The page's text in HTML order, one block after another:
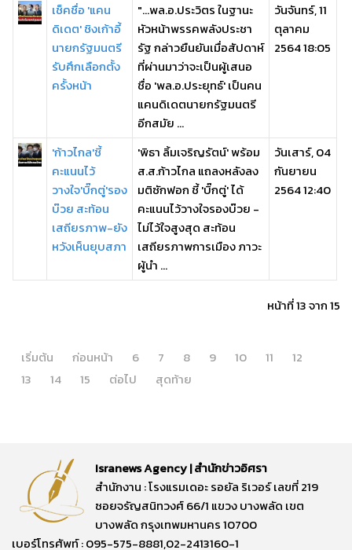
เช็คชื่อ 'แคน
ดิเดต' ชิงเก้าอี้
นายกรัฐมนตรี
รับศึกเลือกตั้ง
ครั้งหน้า
"...พล.อ.ประวิตร ในฐานะ
หัวหน้าพรรคพลังประชา
รัฐ กล่าวยืนยันเมื่อสัปดาห์
ที่ผ่านมาว่าจะเป็นผู้เสนอ
ชื่อ 'พล.อ.ประยุทธ์' เป็นคน
แคนดิเดตนายกรัฐมนตรี
อีกสมัย ...
วันจันทร์, 11
ตุลาคม
2564 18:05
'ก้าวไกล'ชี้
คะแนนไว้
วางใจ'บิ๊กตู่'รอง
บ๊วย สะท้อน
เสถียรภาพ-ยัง
หวังเห็นยุบสภา
'พิธา ลิ้มเจริญรัตน์' พร้อม
ส.ส.ก้าวไกล แถลงหลังลง
มติซักฟอก ชี้ 'บิ๊กตู่' ได้
คะแนนไว้วางใจรองบ๊วย -
ไม่ไว้ใจสูงสุด สะท้อน
เสถียรภาพการเมือง ภาวะ
ผู้นำ ...
วันเสาร์, 04
กันยายน
2564 12:40
หน้าที่ 13 จาก 15
เริ่มต้น ก่อนหน้า 6 7 8 9 10 11
12
13
14 15 ต่อไป สุดท้าย
Isranews Agency | สำนักข่าวอิศรา
สำนักงาน : โรงแรมเดอะ รอยัล ริเวอร์ เลขที่ 219
ซอยจรัญสนิทวงศ์ 66/1 แขวง บางพลัด เขต
บางพลัด กรุงเทพมหานคร 10700
เบอร์โทรศัพท์ : 095-575-8881,02-2413160-1